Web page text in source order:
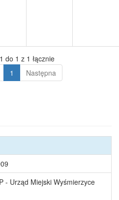
do 1 z 1 łącznie
1 Następna
- Urząd Miejski Wyśmierzyce